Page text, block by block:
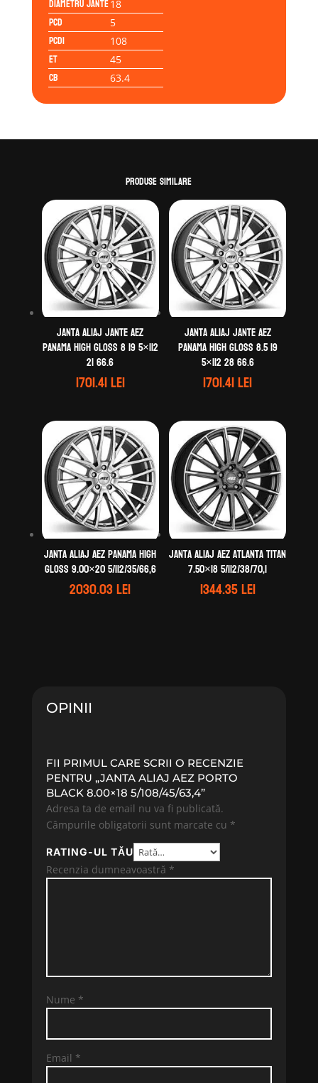
Diametru jante18
PCD 5
PCD1 108
ET 45
CB 63.4
Produse similare
Janta aliaj Jante AEZ
Panama high gloss 8 19 5×112
21 66.6
1701.41lei
Janta aliaj Jante AEZ
Panama high gloss 8.5 19
5×112 28 66.6
1701.41lei
Janta aliaj AEZ Panama high
gloss 9.00×20 5/112/35/66,6
2030.03lei
Janta aliaj AEZ Atlanta titan
7.50×18 5/112/38/70,1
1344.35lei
OPINII
FII PRIMUL CARE SCRII O RECENZIE
PENTRU „JANTA ALIAJ AEZ PORTO
BLACK 8.00×18 5/108/45/63,4”
Adresa ta de email nu va fi publicată.
Câmpurile obligatorii sunt marcate cu *
RATING-UL TĂU
Recenzia dumneavoastră *
Nume *
Email *